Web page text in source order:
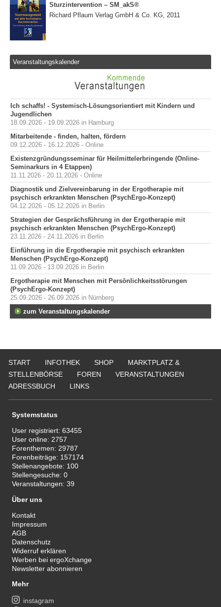
Sturzintervention – SM_akS®
Richard Pflaum Verlag GmbH & Co. KG, 2011
Veranstaltungskalender
Ich schaffs! - Systemisch-Lösungsorientiert mit Kindern und
Jugendlichen
18.09.2026 - 19.09.2026 in Hamburg
Mitarbeitende - finden, halten, fördern
09.12.2026 - 16.12.2026 - Online
Existenzgründungsseminar für Heilmittelerbringende (Online-
Seminarkurs in 4 Etappen)
11.11.2026 - 20.11.2026 - Online
Diagnostik und Zielvereinbarung in der Ergotherapie mit
psychisch erkrankten Menschen (PsychErgo-Konzept)
04.12.2026 - 05.12.2026 in Berlin
Strategien der Gesprächsführung in der Ergotherapie mit
psychisch erkrankten Menschen (PsychErgo-Konzept)
23.11.2026 - 24.11.2026 in Berlin
Einführung in die Ergotherapie mit psychisch erkrankten
Menschen (PsychErgo-Konzept)
11.09.2026 - 13.09.2026 in Berlin
Ergotherapie mit Menschen mit Persönlichkeitsstörungen
(PsychErgo-Konzept)
25.09.2026 - 26.09.2026 in Nürnberg
zum Veranstaltungskalender
START INFOTHEK SHOP
MARKTPLATZ &
STELLENBÖRSE
FOREN
VERANSTALTUNGEN
ADRESSBUCH
LINKS
Systemstatus
User registriert:63455
User online: 2757
Forenthemen: 29787
Forenbeiträge: 157174
Stellenangebote: 100
Stellengesuche:0
Veranstaltungen:39
Über uns
Kontakt
Impressum
AGB
Datenschutz
Widerruf erklären
Werben bei ergoXchange
Newsletter abonnieren
Mehr
instagram